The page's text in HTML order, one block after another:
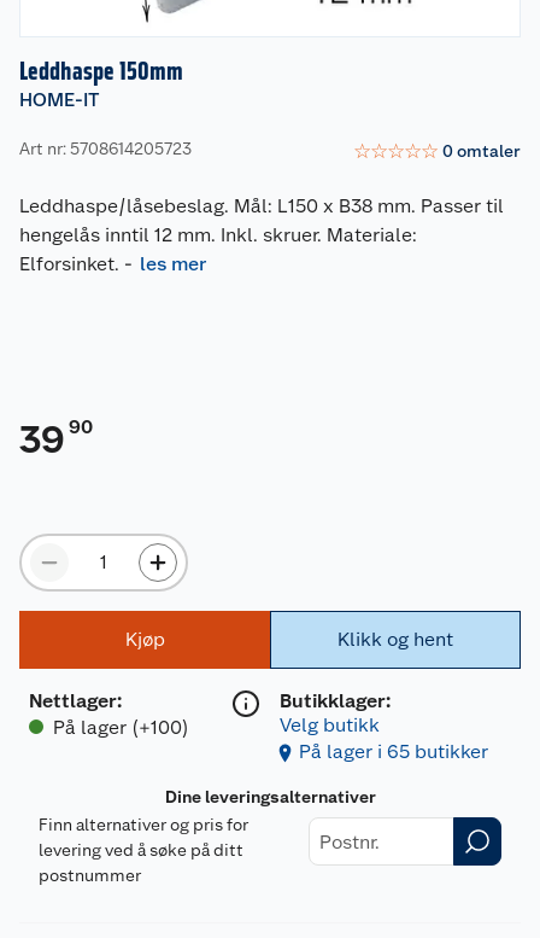
Leddhaspe 150mm
HOME-IT
Art nr: 5708614205723 ☆☆☆☆☆ 0omtaler
Leddhaspe/låsebeslag. Mål: L150 x B38 mm. Passer til
hengelås inntil 12 mm. Inkl. skruer. Materiale:
Elforsinket. - les mer
39 90
Kjøp
Nettlager:
På lager (+100)
Klikk og hent
Butikklager:
Velg butikk
På lager i 65 butikker
Dine leveringsalternativer
Finn alternativer og pris for
levering ved å søke på ditt
postnummer